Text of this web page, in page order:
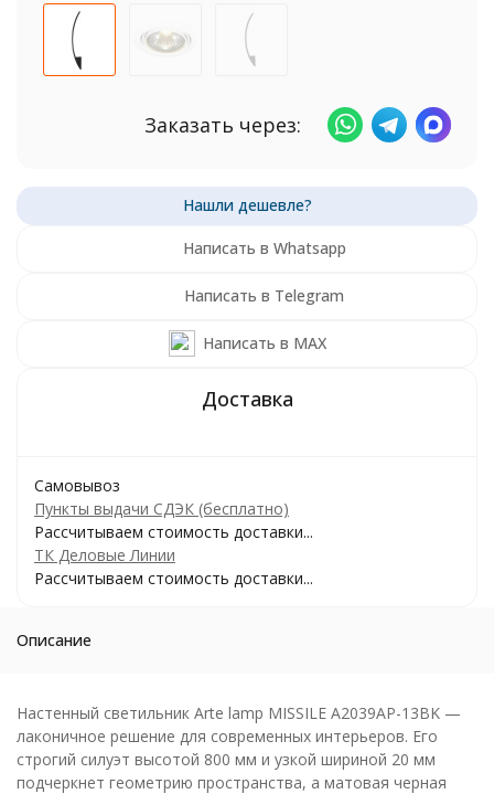
Заказать через:
Написать в Whatsapp
Написать в Telegram
Написать в MAX
Самовывоз
Пункты выдачи СДЭК (бесплатно)
Рассчитываем стоимость доставки...
ТК Деловые Линии
Рассчитываем стоимость доставки...
Описание
Настенный светильник Arte lamp MISSILE A2039AP-13BK —
лаконичное решение для современных интерьеров. Его
строгий силуэт высотой 800 мм и узкой шириной 20 мм
подчеркнет геометрию пространства, а матовая черная